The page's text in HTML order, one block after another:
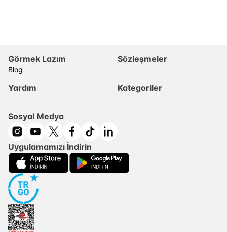
Görmek Lazım
Blog
Sözleşmeler
Yardım Kategoriler
Sosyal Medya
Uygulamamızı İndirin